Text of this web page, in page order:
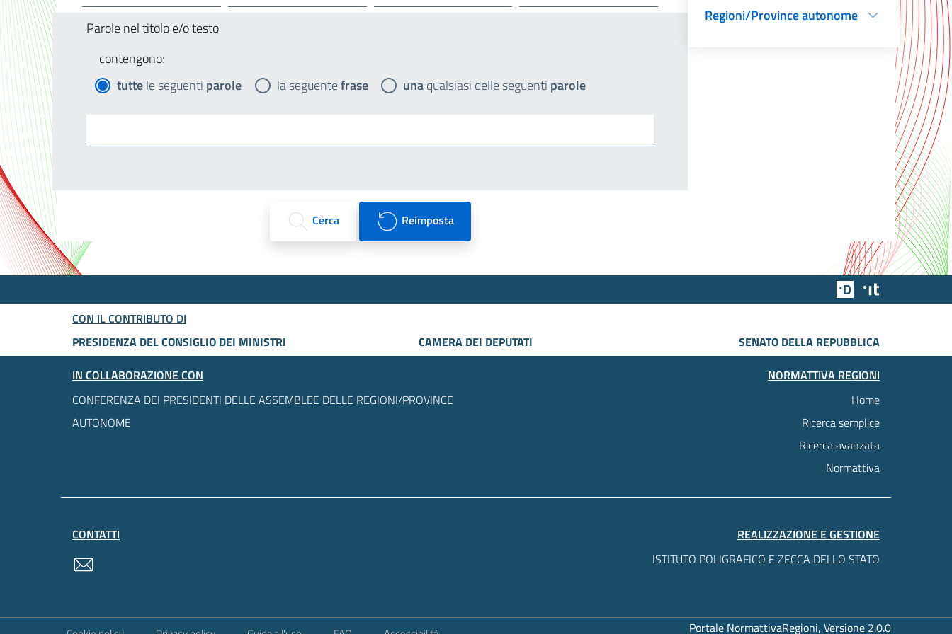
Parole nel titolo e/o testo
contengono:
tuttele seguenti parole la seguentefrase unaqualsiasi delle seguenti parole
Cerca Reimposta
Regioni/Province autonome
Team Digitale
CON IL CONTRIBUTO DI
PRESIDENZA DEL CONSIGLIO DEI MINISTRI
CAMERA DEI DEPUTATI
SENATO DELLA REPUBBLICA
IN COLLABORAZIONE CON
CONFERENZA DEI PRESIDENTI DELLE ASSEMBLEE DELLE REGIONI/PROVINCE
AUTONOME
NORMATTIVA REGIONI
Home
Ricerca semplice
Ricerca avanzata
Normattiva
CONTATTI
REALIZZAZIONE E GESTIONE
ISTITUTO POLIGRAFICO E ZECCA DELLO STATO
Portale NormattivaRegioni, Versione 2.0.0